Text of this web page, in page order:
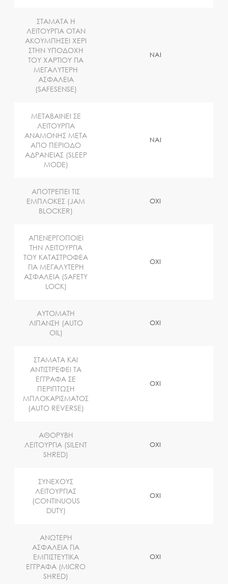
ΣΤΑΜΑΤΑ Η
ΛΕΙΤΟΥΡΓΙΑ ΟΤΑΝ
ΑΚΟΥΜΠΗΣΕΙ ΧΕΡΙ
ΣΤΗΝ ΥΠΟΔΟΧΗ
ΤΟΥ ΧΑΡΤΙΟΥ ΓΙΑ
ΜΕΓΑΛΥΤΕΡΗ
ΑΣΦΑΛΕΙΑ
(SAFESENSE)
NAI
ΜΕΤΑΒΑΙΝΕΙ ΣΕ
ΛΕΙΤΟΥΡΓΙΑ
ΑΝΑΜΟΝΗΣ ΜΕΤΑ
ΑΠΟ ΠΕΡΙΟΔΟ
ΑΔΡΑΝΕΙΑΣ (SLEEP
MODE)
NAI
ΑΠΟΤΡΕΠΕΙ ΤΙΣ
ΕΜΠΛΟΚΕΣ (JAM
BLOCKER)
OXI
ΑΠΕΝΕΡΓΟΠΟΙΕΙ
ΤΗΝ ΛΕΙΤΟΥΡΓΙΑ
ΤΟΥ ΚΑΤΑΣΤΡΟΦΕΑ
ΓΙΑ ΜΕΓΑΛΥΤΕΡΗ
ΑΣΦΑΛΕΙΑ (SAFETY
LOCK)
OXI
ΑΥΤΟΜΑΤΗ
ΛΙΠΑΝΣΗ (AUTO
OIL)
OXI
ΣΤΑΜΑΤΑ ΚΑΙ
ΑΝΤΙΣΤΡΕΦΕΙ ΤΑ
ΕΓΓΡΑΦΑ ΣΕ
ΠΕΡΙΠΤΩΣΗ
ΜΠΛΟΚΑΡΙΣΜΑΤΟΣ
(AUTO REVERSE)
OXI
ΑΘΟΡΥΒΗ
ΛΕΙΤΟΥΡΓΙΑ (SILENT
SHRED)
OXI
ΣΥΝΕΧΟΥΣ
ΛΕΙΤΟΥΡΓΙΑΣ
(CONTINUOUS
DUTY)
OXI
ΑΝΩΤΕΡΗ
ΑΣΦΑΛΕΙΑ ΓΙΑ
ΕΜΠΙΣΤΕΥΤΙΚΑ
ΕΓΓΡΑΦΑ (MICRO
SHRED)
OXI